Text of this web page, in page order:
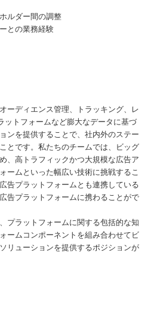
ルダー間の調整
との業務経験
ーディエンス管理、トラッキング、レ
ットフォームなど膨大なデータに基づ
ンを提供することで、社内外のステー
とです。私たちのチームでは、ビッグ
、高トラフィックかつ大規模な広告ア
ームといった幅広い技術に挑戦するこ
告プラットフォームとも連携している
告プラットフォームに携わることがで
プラットフォームに関する包括的な知
ームコンポーネントを組み合わせてビ
リューションを提供するポジションが